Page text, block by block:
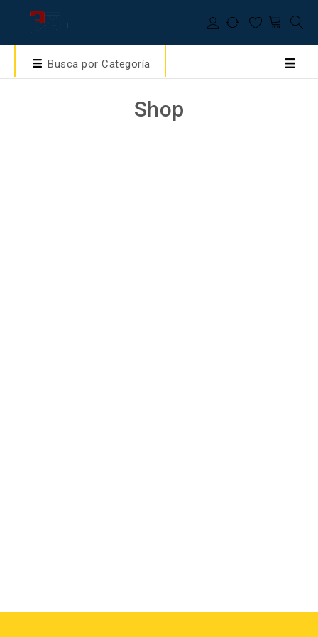
Busca por Categoría
Shop